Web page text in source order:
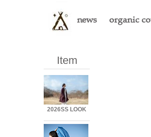
Item
2026SS LOOK